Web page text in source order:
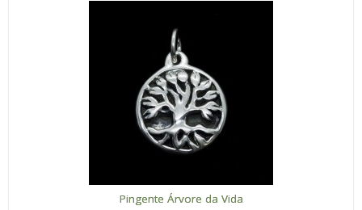
Pingente Árvore da Vida